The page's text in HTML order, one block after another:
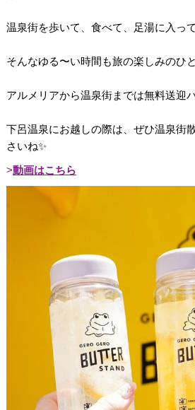
温泉街を歩いて、食べて、足湯に入っ
そんなゆる〜い時間も旅の楽しみのひ
アルメリアから温泉街までは無料送迎
下呂温泉にお越しの際は、ぜひ温泉街
さいね✨
動画はこちら